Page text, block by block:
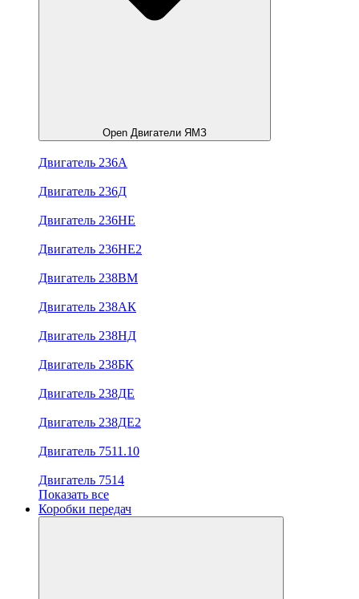
Open Двигатели ЯМЗ
Двигатель 236А
Двигатель 236Д
Двигатель 236НЕ
Двигатель 236НЕ2
Двигатель 238ВМ
Двигатель 238АК
Двигатель 238НД
Двигатель 238БК
Двигатель 238ДЕ
Двигатель 238ДЕ2
Двигатель 7511.10
Двигатель 7514
Показать все
Коробки передач